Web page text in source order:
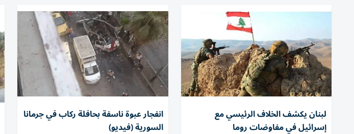
لبنان يكشف الخلاف الرئيسي مع
إسرائيل في مفاوضات روما
انفجار عبوة ناسفة بحافلة ركاب في جرمانا
السورية (فيديو)